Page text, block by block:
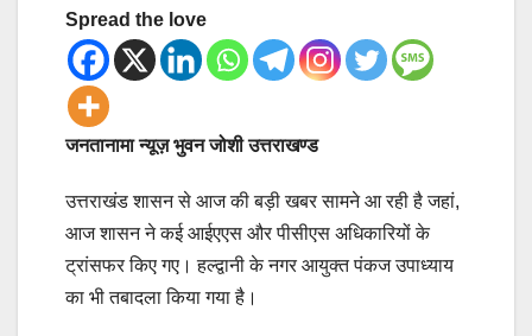
Spread the love
जनतानामा न्यूज़ भुवन जोशी उत्तराखण्ड
उत्तराखंड शासन से आज की बड़ी खबर सामने आ रही है जहां,
आज शासन ने कई आईएएस और पीसीएस अधिकारियों के
ट्रांसफर किए गए। हल्द्वानी के नगर आयुक्त पंकज उपाध्याय
का भी तबादला किया गया है।